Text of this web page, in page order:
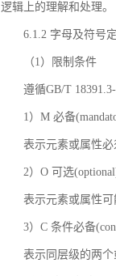
逻辑上的理解和处理。
6.1.2 字母及符号
（1）限制条件
遵循GB/T
1）M 必备
表示元素或属性
2）O 可选
表示元素或属性
3）C 条件必备
表示同层级的两